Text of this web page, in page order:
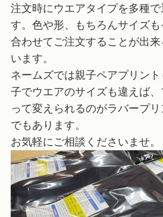
注文時にウエアタイプを多種
す。色や形、もちろんサイズ
合わせてご注文することが出
います。
ネームズでは親子ペアプリン
子でウエアのサイズも違えば
って変えられるのがラバープ
でもあります。
お気軽にご相談くださいませ。